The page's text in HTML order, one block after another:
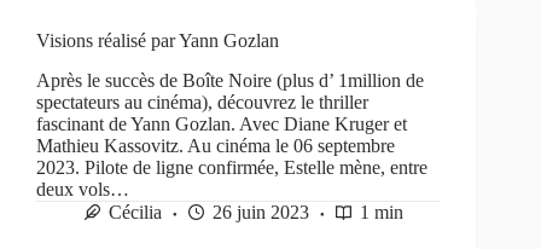
Visions réalisé par Yann Gozlan
Après le succès de Boîte Noire (plus d’ 1million de
spectateurs au cinéma), découvrez le thriller
fascinant de Yann Gozlan. Avec Diane Kruger et
Mathieu Kassovitz. Au cinéma le 06 septembre
2023. Pilote de ligne confirmée, Estelle mène, entre
deux vols…
Cécilia
26 juin 2023 1 min